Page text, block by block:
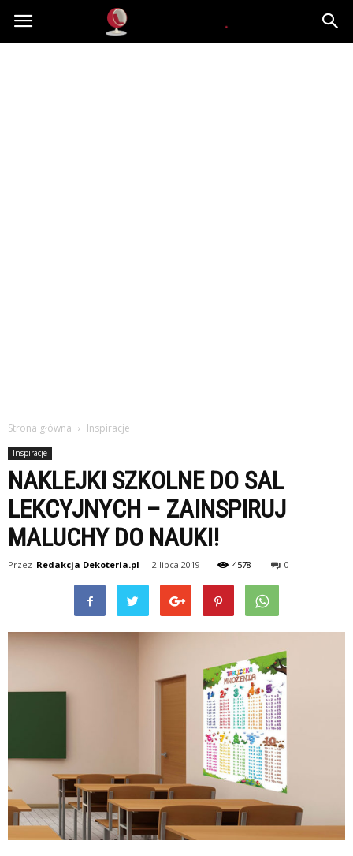
Dekoteria.pl
Strona główna Inspiracje
Inspiracje
NAKLEJKI SZKOLNE DO SAL
LEKCYJNYCH – ZAINSPIRUJ
MALUCHY DO NAUKI!
Przez Redakcja Dekoteria.pl - 2 lipca 2019 4578 0